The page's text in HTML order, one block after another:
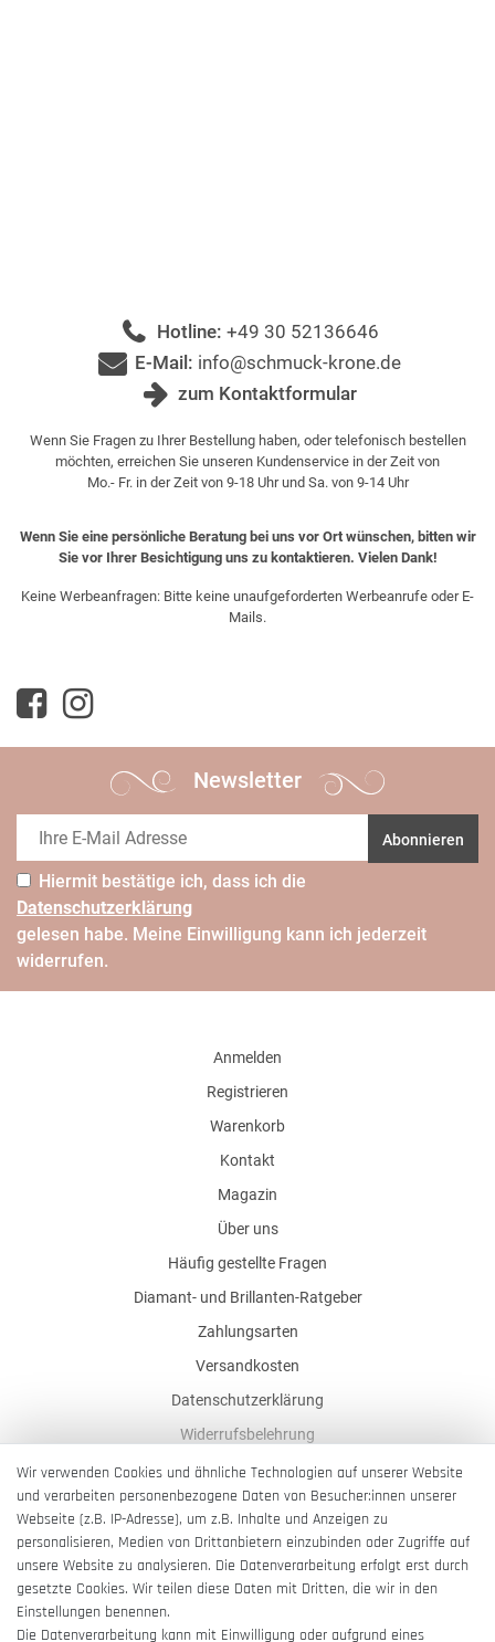
Hotline: +49 30 52136646
E-Mail: info@schmuck-krone.de
zum Kontaktformular
Wenn Sie Fragen zu Ihrer Bestellung haben, oder telefonisch bestellen
möchten, erreichen Sie unseren Kundenservice in der Zeit von
Mo.- Fr. in der Zeit von 9-18 Uhr und Sa. von 9-14 Uhr
Wenn Sie eine persönliche Beratung bei uns vor Ort wünschen, bitten wir
Sie vor Ihrer Besichtigung uns zu kontaktieren. Vielen Dank!
Keine Werbeanfragen: Bitte keine unaufgeforderten Werbeanrufe oder E-
Mails.
Newsletter
Abonnieren
Hiermit bestätige ich, dass ich die
Daten­schutz­erklärung
gelesen habe. Meine Einwilligung kann ich jederzeit
widerrufen.
Anmelden
Registrieren
Warenkorb
Kontakt
Magazin
Über uns
Häufig gestellte Fragen
Diamant- und Brillanten-Ratgeber
Zahlungsarten
Versandkosten
Datenschutzerklärung
Widerrufsbelehrung
AGB
Impressum
Barrierefreiheitserklärung
Wir verwenden Cookies und ähnliche Technologien auf unserer Website
und verarbeiten personenbezogene Daten von Besucher:innen unserer
Webseite (z.B. IP-Adresse), um z.B. Inhalte und Anzeigen zu
personalisieren, Medien von Drittanbietern einzubinden oder Zugriffe auf
unsere Website zu analysieren. Die Datenverarbeitung erfolgt erst durch
gesetzte Cookies. Wir teilen diese Daten mit Dritten, die wir in den
Einstellungen benennen.
Die Datenverarbeitung kann mit Einwilligung oder aufgrund eines